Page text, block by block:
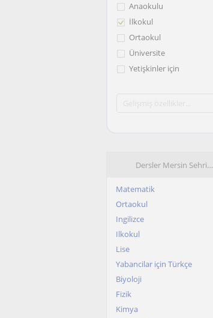
Anaokulu
İlkokul
Ortaokul
Üniversite
Yetişkinler için
Dersler Mersin Sehri…
Matematik
Ortaokul
Ingilizce
Ilkokul
Lise
Yabancilar için Türkçe
Biyoloji
Fizik
Kimya